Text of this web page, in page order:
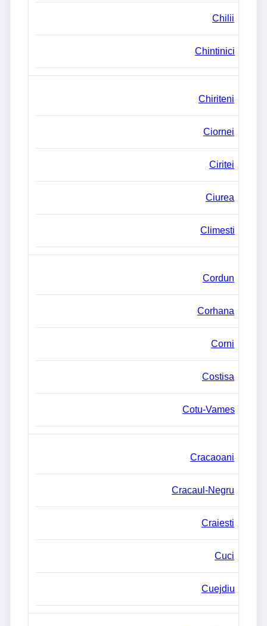
Chilii
Chintinici
Chiriteni
Ciornei
Ciritei
Ciurea
Climesti
Cordun
Corhana
Corni
Costisa
Cotu-Vames
Cracaoani
Cracaul-Negru
Craiesti
Cuci
Cuejdiu